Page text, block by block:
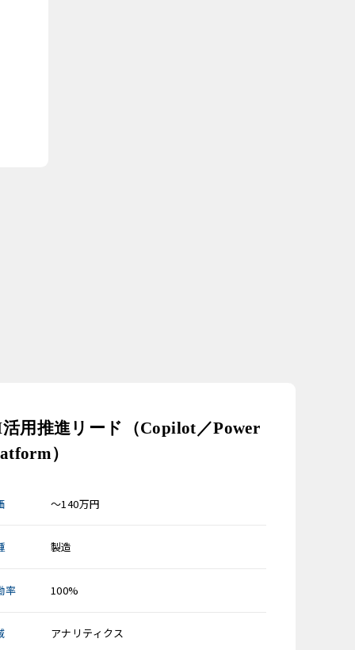
用推進リード（Copilot／Power
）
～140万円
製造
率 100%
アナリティクス